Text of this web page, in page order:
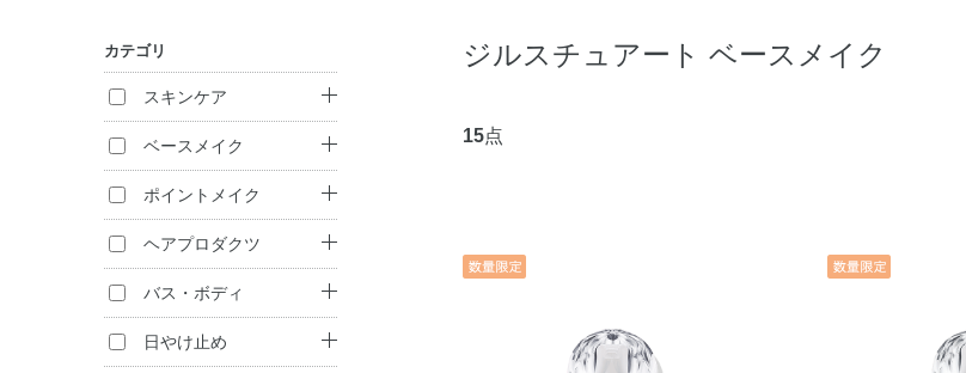
ジルスチュアート ベースメイク
カテゴリ
スキンケア
クレンジング
洗顔料
化粧水
乳液
ジェル・美容液
ベースメイク
ファンデーション
化粧下地
フェイスパウダー
コンシーラー
ポイントメイク
口紅・リキッドル
ージュ
アイシャドウ
ヘアプロダクツ
シャンプー
ヘアパック・コン
ディショナー
バス・ボディ
ボディ洗浄料
日やけ止め
15点